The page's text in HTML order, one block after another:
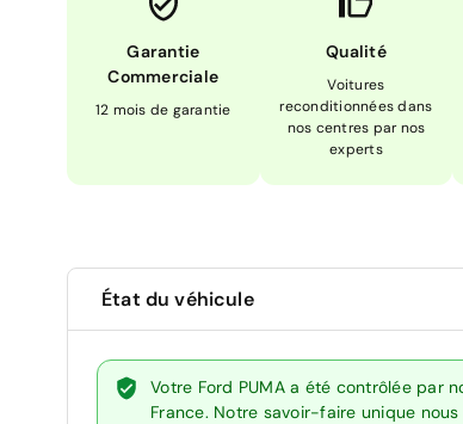
Garantie
Commerciale
12 mois de garantie
Qualité
Voitures
reconditionnées dans
nos centres par nos
experts
État du véhicule
Votre Ford PUMA a été contrôlée par
France. Notre savoir-faire unique